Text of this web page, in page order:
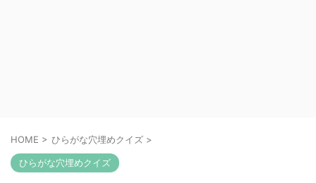
HOME > ひらがな穴埋めクイズ >
ひらがな穴埋めクイズ